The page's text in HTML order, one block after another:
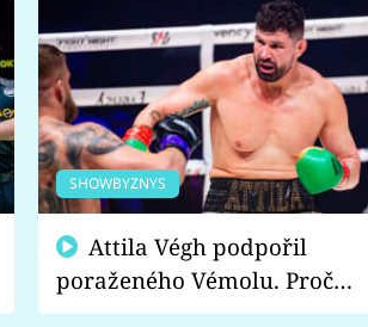
SHOWBYZNYS
poraženého Vémolu. Proč
chce raději zápasit s ním než